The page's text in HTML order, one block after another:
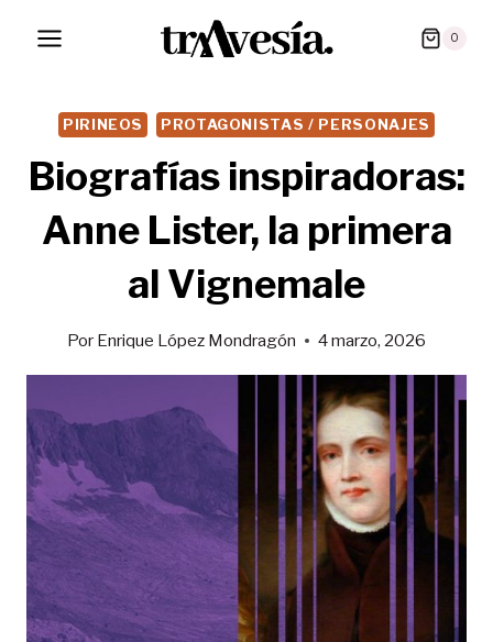
0
PIRINEOS PROTAGONISTAS / PERSONAJES
Biografías inspiradoras:
Anne Lister, la primera
al Vignemale
Por Enrique López Mondragón 4 marzo, 2026